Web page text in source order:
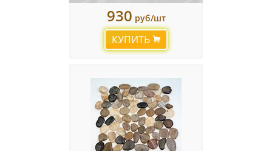
930 руб/шт
КУПИТЬ